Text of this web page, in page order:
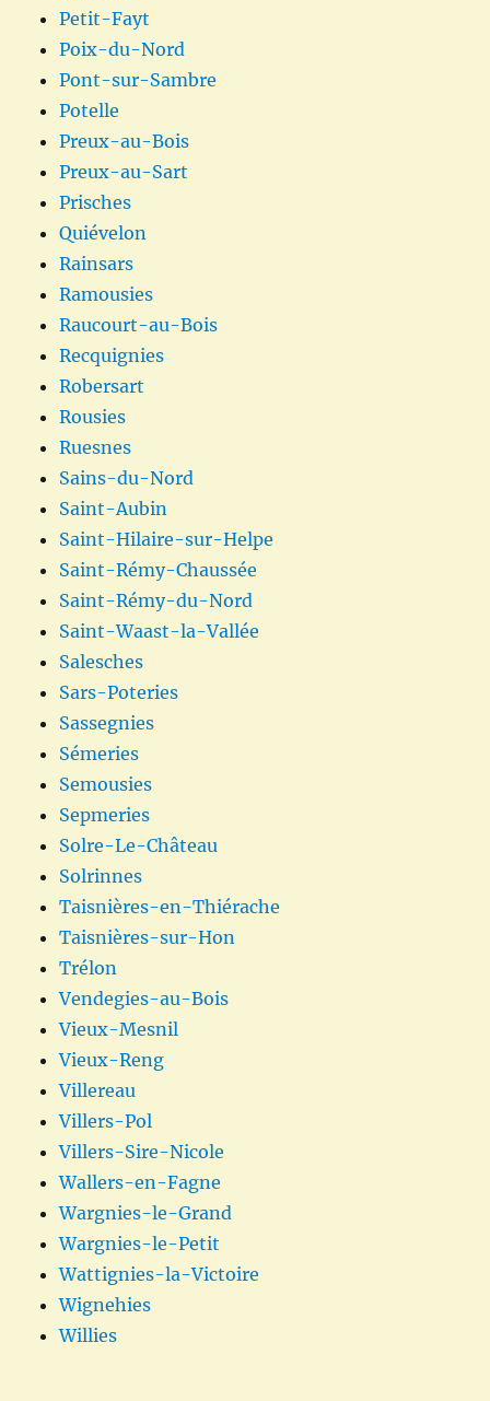
Petit-Fayt
Poix-du-Nord
Pont-sur-Sambre
Potelle
Preux-au-Bois
Preux-au-Sart
Prisches
Quiévelon
Rainsars
Ramousies
Raucourt-au-Bois
Recquignies
Robersart
Rousies
Ruesnes
Sains-du-Nord
Saint-Aubin
Saint-Hilaire-sur-Helpe
Saint-Rémy-Chaussée
Saint-Rémy-du-Nord
Saint-Waast-la-Vallée
Salesches
Sars-Poteries
Sassegnies
Sémeries
Semousies
Sepmeries
Solre-Le-Château
Solrinnes
Taisnières-en-Thiérache
Taisnières-sur-Hon
Trélon
Vendegies-au-Bois
Vieux-Mesnil
Vieux-Reng
Villereau
Villers-Pol
Villers-Sire-Nicole
Wallers-en-Fagne
Wargnies-le-Grand
Wargnies-le-Petit
Wattignies-la-Victoire
Wignehies
Willies